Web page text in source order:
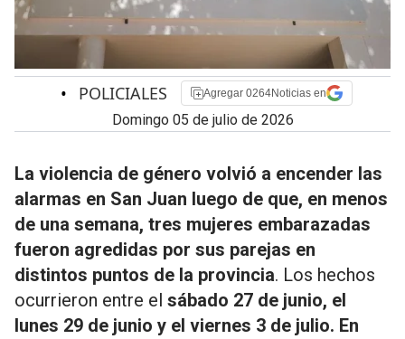
• POLICIALES Agregar 0264Noticias en
domingo 05 de julio de 2026
La violencia de género volvió a encender las
alarmas en San Juan luego de que, en menos
de una semana, tres mujeres embarazadas
fueron agredidas por sus parejas en
distintos puntos de la provincia. Los hechos
ocurrieron entre el sábado 27 de junio, el
lunes 29 de junio y el viernes 3 de julio. En